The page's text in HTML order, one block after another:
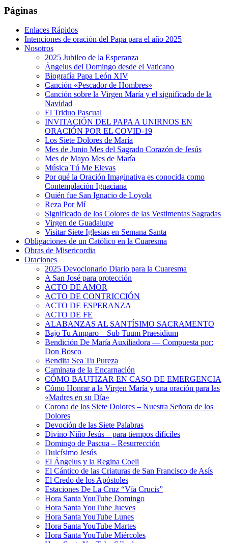
Páginas
Enlaces Rápidos
Intenciones de oración del Papa para el año 2025
Nosotros
2025 Jubileo de la Esperanza
Ángelus del Domingo desde el Vaticano
Biografía Papa León XIV
Canción «Pescador de Hombres»
Canción sobre la Virgen María y el significado de la
Navidad
El Triduo Pascual
INVITACIÓN DEL PAPA A UNIRNOS EN
ORACIÓN POR EL COVID-19
Los Siete Dolores de María
Mes de Junio Mes del Sagrado Corazón de Jesús
Mes de Mayo Mes de María
Música Tú Me Elevas
Por qué la Oración Imaginativa es conocida como
Contemplación Ignaciana
Quién fue San Ignacio de Loyola
Reza Por Mí
Significado de los Colores de las Vestimentas Sagradas
Virgen de Guadalupe
Visitar Siete Iglesias en Semana Santa
Obligaciones de un Católico en la Cuaresma
Obras de Misericordia
Oraciones
2025 Devocionario Diario para la Cuaresma
A San José para protección
ACTO DE AMOR
ACTO DE CONTRICCIÓN
ACTO DE ESPERANZA
ACTO DE FE
ALABANZAS AL SANTÍSIMO SACRAMENTO
Bajo Tu Amparo – Sub Tuum Praesidium
Bendición De María Auxiliadora — Compuesta por:
Don Bosco
Bendita Sea Tu Pureza
Caminata de la Encarnación
CÓMO BAUTIZAR EN CASO DE EMERGENCIA
Cómo Honrar a la Virgen María y una oración para las
«Madres en su Día»
Corona de los Siete Dolores – Nuestra Señora de los
Dolores
Devoción de las Siete Palabras
Divino Niño Jesús – para tiempos difíciles
Domingo de Pascua – Resurrección
Dulcísimo Jesús
El Ángelus y la Regina Coeli
El Cántico de las Criaturas de San Francisco de Asís
El Credo de los Apóstoles
Estaciones De La Cruz “Vía Crucis”
Hora Santa YouTube Domingo
Hora Santa YouTube Jueves
Hora Santa YouTube Lunes
Hora Santa YouTube Martes
Hora Santa YouTube Miércoles